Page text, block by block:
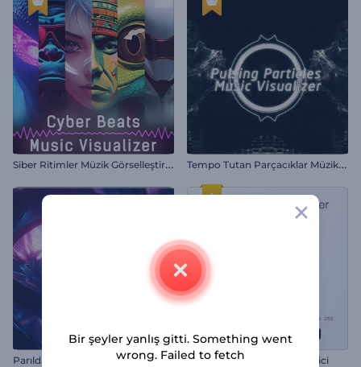
S
iber Ritimler Müzik Görselleştirici T
empo Tutan Parçacıklar Müzik Görselleştirici
Parıldayan Tünel Görselleştirici Albüm Tanıtımı Görselleştirici
Bir şeyler yanlış gitti. Something went
wrong. Failed to fetch